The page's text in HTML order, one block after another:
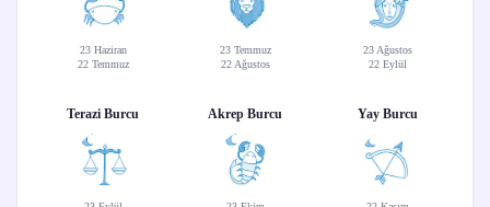
23 Haziran
22 Temmuz
23 Temmuz
22 Ağustos
23 Ağustos
22 Eylül
Terazi Burcu Akrep Burcu Yay Burcu